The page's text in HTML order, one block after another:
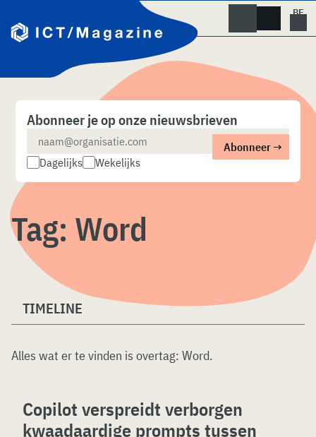
naar
content
Abonneer je op onze nieuwsbrieven
Dagelijks Wekelijks
Tag: Word
TIMELINE
Alles wat er te vinden is overtag: Word.
Copilot verspreidt verborgen
kwaadaardige prompts tussen